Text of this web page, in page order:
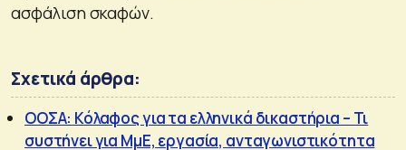
ασφάλιση σκαφών.
Σχετικά άρθρα:
ΟΟΣΑ: Κόλαφος για τα ελληνικά δικαστήρια – Τι
συστήνει για ΜμΕ, εργασία, ανταγωνιστικότητα